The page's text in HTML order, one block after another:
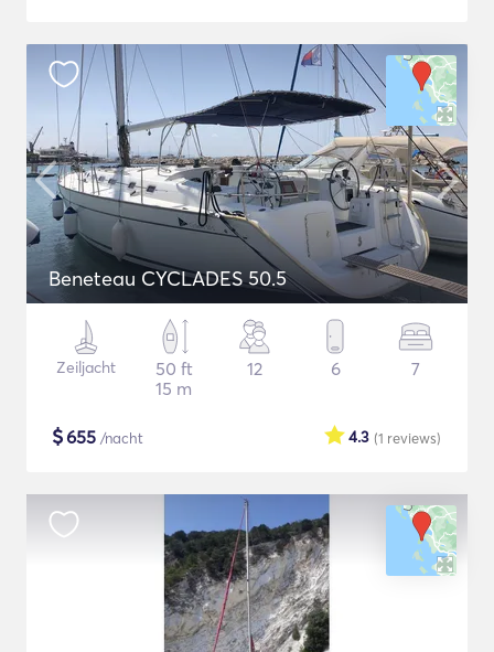
Beneteau CYCLADES 50.5
Zeiljacht
50 ft
15 m
12 6 7
$655 /nacht (1 reviews)
4.3